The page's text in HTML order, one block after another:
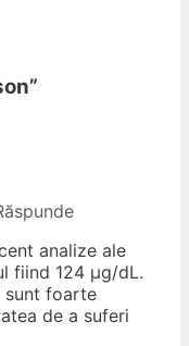
”
analize ale
fiind 124 µg/dL.
sunt foarte
de a suferi